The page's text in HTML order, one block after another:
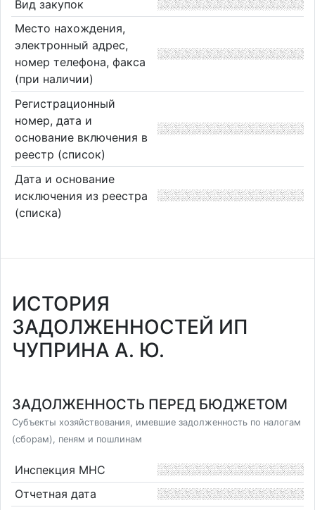
Вид закупок
Место нахождения,
электронный адрес,
номер телефона, факса
(при наличии)
Регистрационный
номер, дата и
основание включения в
реестр (список)
Дата и основание
исключения из реестра
(списка)
ИСТОРИЯ
ЗАДОЛЖЕННОСТЕЙ ИП
ЧУПРИНА А. Ю.
ЗАДОЛЖЕННОСТЬ ПЕРЕД БЮДЖЕТОМ
Субъекты хозяйствования, имевшие задолженность по налогам
(сборам), пеням и пошлинам
Инспекция МНС
Отчетная дата